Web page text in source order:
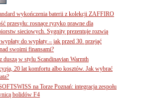
wykończenia baterii z kolekcji ZAFFIRO
przesyłu: rosnące ryzyko prawne dla
sieciowych. Sygnity prezentuje rozwią
do wypłaty – jak przed 30. przejąć
swoimi finansami?
duszą w stylu Scandinavian Warmth
20 lat komfortu albo kosztów. Jak wybrać
na Torze Poznań: integracja zespołu
bolidów F4